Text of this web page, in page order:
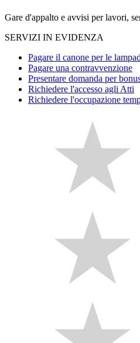
Gare d'appalto e avvisi per lavori,
SERVIZI IN EVIDENZA
Pagare il canone per le
Pagare una contravvenzione
Presentare domanda per
Richiedere l'accesso agli Atti
Richiedere l'occupazione